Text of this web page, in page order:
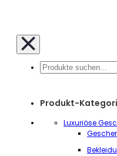
Suche
Produkt-
Luxuriöse